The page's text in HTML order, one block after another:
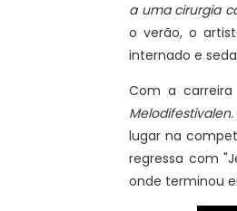
a uma cirurgia
o verão, o
internado e
Com a carreira
Melodifestivalen.
lugar na
regressa com
onde terminou